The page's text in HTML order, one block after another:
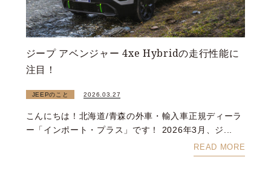
ジープ アベンジャー 4xe Hybridの走行性能に
注目！
JEEPのこと 2026.03.27
こんにちは！北海道/青森の外車・輸入車正規ディーラ
ー「インポート・プラス」です！ 2026年3月、ジ...
READ MORE